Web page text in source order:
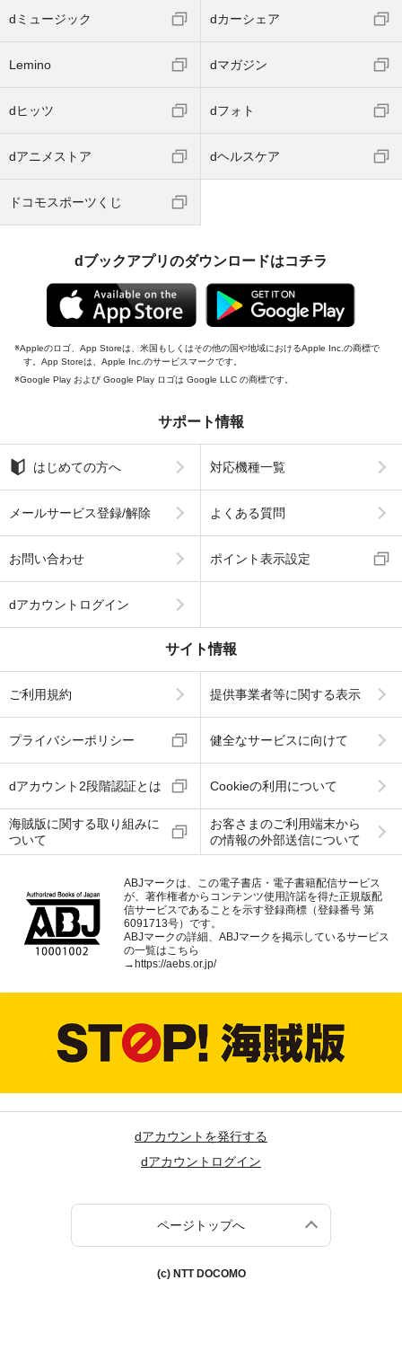
dミュージック dカーシェア
Lemino dマガジン
dヒッツ dフォト
dアニメストア dヘルスケア
ドコモスポーツくじ
dブックアプリのダウンロードはコチラ
Appleのロゴ、App Storeは、米国もしくはその他の国や地域におけるApple Inc.の商標で
す。App Storeは、Apple Inc.のサービスマークです。
Google Play および Google Play ロゴは Google LLC の商標です。
サポート情報
はじめての方へ 対応機種一覧
メールサービス登録/解除 よくある質問
お問い合わせ ポイント表示設定
dアカウントログイン
サイト情報
ご利用規約 提供事業者等に関する表示
プライバシーポリシー 健全なサービスに向けて
dアカウント2段階認証とは Cookieの利用について
海賊版に関する取り組みに
ついて
お客さまのご利用端末から
の情報の外部送信について
ABJマークは、この電子書店・電子書籍配信サービス
が、著作権者からコンテンツ使用許諾を得た正規版配
信サービスであることを示す登録商標（登録番号 第
6091713号）です。
ABJマークの詳細、ABJマークを掲示しているサービス
の一覧はこちら
→https://aebs.or.jp/
dアカウントを発行する
dアカウントログイン
ページトップへ
(c) NTT DOCOMO